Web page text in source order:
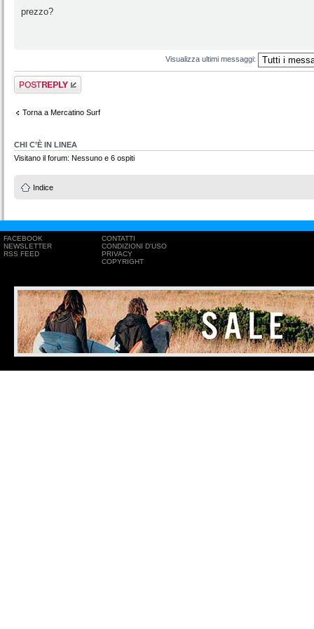
prezzo?
Visualizza ultimi messaggi:
Rispondi al
messaggio
Torna a Mercatino Surf
CHI C’È IN LINEA
Visitano il forum: Nessuno e 6 ospiti
Indice
FACEBOOK
NEWSLETTER
RSS FEED
CONTATTI
CONDIZIONI D'USO
PRIVACY
COPYRIGHT